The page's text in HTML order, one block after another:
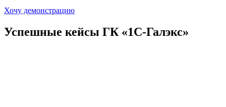
Хочу демонстрацию
Успешные кейсы ГК «1С-Галэкс»